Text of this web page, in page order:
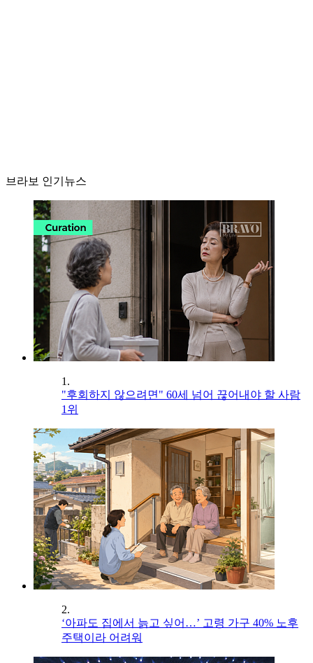
브라보 인기뉴스
1.
"후회하지 않으려면" 60세 넘어 끊어내야 할 사람
1위
2.
‘아파도 집에서 늙고 싶어…’ 고령 가구 40% 노후
주택이라 어려워